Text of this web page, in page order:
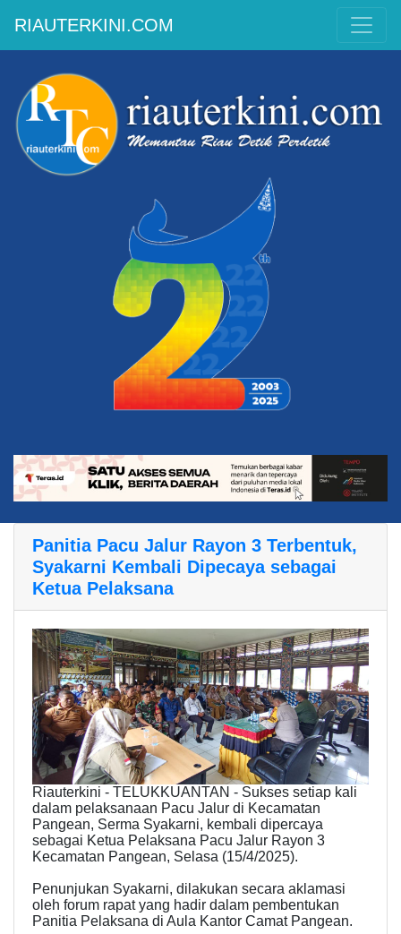
RIAUTERKINI.COM
Panitia Pacu Jalur Rayon 3 Terbentuk,
Syakarni Kembali Dipecaya sebagai
Ketua Pelaksana
Riauterkini - TELUKKUANTAN - Sukses setiap kali
dalam pelaksanaan Pacu Jalur di Kecamatan
Pangean, Serma Syakarni, kembali dipercaya
sebagai Ketua Pelaksana Pacu Jalur Rayon 3
Kecamatan Pangean, Selasa (15/4/2025).
Penunjukan Syakarni, dilakukan secara aklamasi
oleh forum rapat yang hadir dalam pembentukan
Panitia Pelaksana di Aula Kantor Camat Pangean.